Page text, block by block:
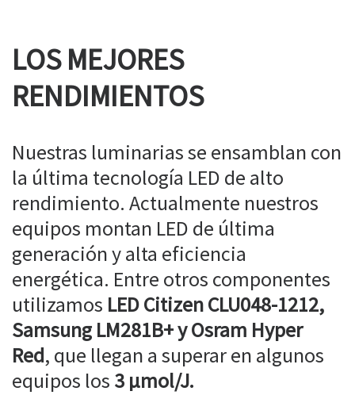
LOS MEJORES
RENDIMIENTOS
Nuestras luminarias se ensamblan con
la última tecnología LED de alto
rendimiento. Actualmente nuestros
equipos montan LED de última
generación y alta eficiencia
energética. Entre otros componentes
utilizamos LED Citizen CLU048-1212,
Samsung LM281B+ y Osram Hyper
Red, que llegan a superar en algunos
equipos los 3 µmol/J.